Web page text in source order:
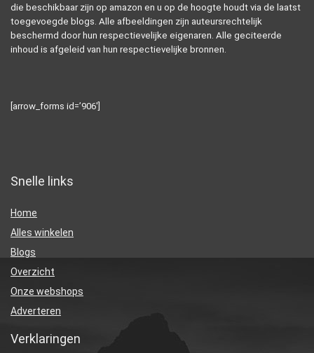
die beschikbaar zijn op amazon en u op de hoogte houdt via de laatst
toegevoegde blogs. Alle afbeeldingen zijn auteursrechtelijk
beschermd door hun respectievelijke eigenaren. Alle geciteerde
inhoud is afgeleid van hun respectievelijke bronnen.
[arrow_forms id=’906′]
Snelle links
Home
Alles winkelen
Blogs
Overzicht
Onze webshops
Adverteren
Verklaringen